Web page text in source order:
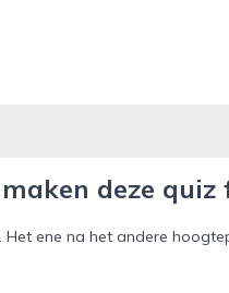
deze quiz
ene na het andere